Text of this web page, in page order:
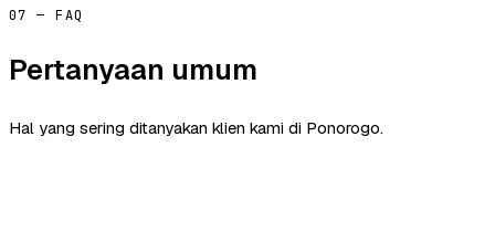
07 — FAQ
Pertanyaan umum
Hal yang sering ditanyakan klien kami di Ponorogo.